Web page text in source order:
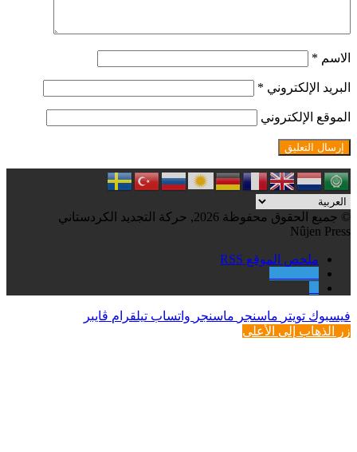
*
الإلكتروني*
الإلكتروني
الحقوق محفوظة 2026, حركة التجديد الكردستاني
Nûjen
ملخص الموقع RSS
Facebook
X
تويتر ماسنجر ماسنجر واتساب تيلقرام ڤايبر
الذهاب إلى الأعلى